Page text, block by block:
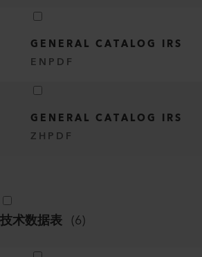
GENERAL CATALOG IRS
EN PDF
GENERAL CATALOG IRS
ZH PDF
技术数据表 (6)